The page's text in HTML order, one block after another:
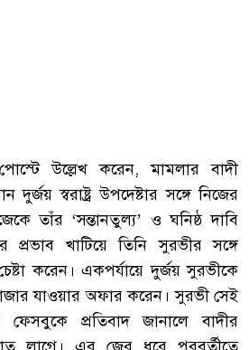
উল্লেখ করেন, মামলার বাদী
স্বরাষ্ট্র উপদেষ্টার সঙ্গে নিজের
তাঁর ‘সন্তানতুল্য’ ও ঘনিষ্ঠ দাবি
খাটিয়ে তিনি সুরভীর সঙ্গে
করেন। একপর্যায়ে দুর্জয় সুরভীকে
যাওয়ার অফার করেন। সুরভী সেই
ফেসবুকে প্রতিবাদ জানালে বাদীর